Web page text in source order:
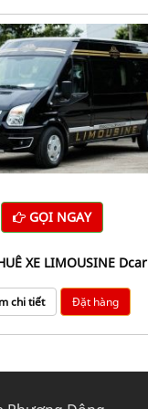
GỌI NGAY
XE LIMOUSINE Dcar
chi tiết Đặt hàng